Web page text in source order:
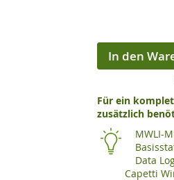
In den
Für ein
zusätzlich
MWLI-
Data
Capetti